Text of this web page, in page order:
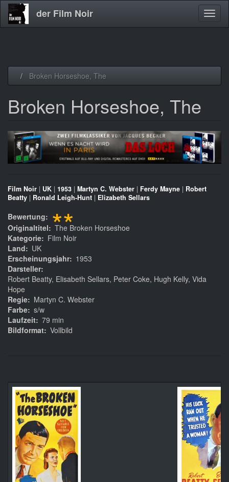
der Film Noir
Broken Horseshoe, The
Broken Horseshoe, The
Film Noir | UK | 1953 | Martyn C. Webster | Ferdy Mayne | Robert
Beatty | Ronald Leigh-Hunt | Elizabeth Sellars
Bewertung **
Originaltitel
The Broken Horseshoe
Kategorie
Film Noir
Land
UK
Erscheinungsjahr
1953
Darsteller
Robert Beatty, Elisabeth Sellars, Peter Coke, Hugh Kelly, Vida
Hope
Regie
Martyn C. Webster
Farbe s/w
Laufzeit 79 min
Bildformat Vollbild